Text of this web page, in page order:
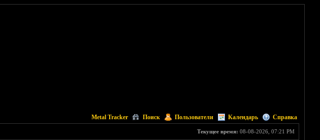
Metal Tracker Поиск Пользователи Календарь Справка
Текущее время: 08-08-2026, 07:21 PM